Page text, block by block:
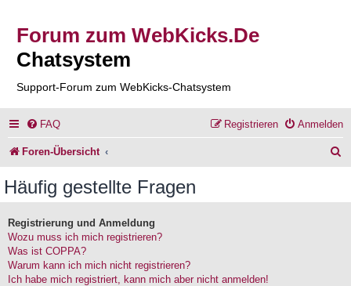
Forum zum WebKicks.De
Chatsystem
Support-Forum zum WebKicks-Chatsystem
FAQ Anmelden
Registrieren
Foren-Übersicht
Häufig gestellte Fragen
Registrierung und Anmeldung
Wozu muss ich mich registrieren?
Was ist COPPA?
Warum kann ich mich nicht registrieren?
Ich habe mich registriert, kann mich aber nicht anmelden!